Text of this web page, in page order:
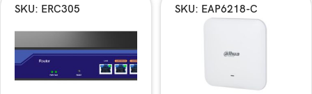
SKU: ERC305 SKU: EAP6218-C